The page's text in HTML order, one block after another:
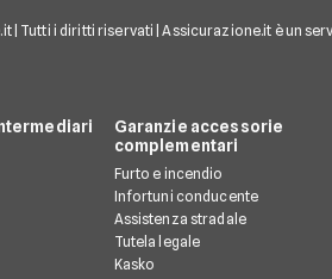
| Tutti i diritti riservati | Assicurazione.it è un
Garanzie accessorie
complementari
Furto e incendio
Infortuni conducente
Assistenza stradale
Tutela legale
Kasko